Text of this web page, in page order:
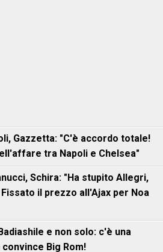
Gazzetta: "C'è accordo totale!
tra Napoli e Chelsea"
Schira: "Ha stupito Allegri,
il prezzo all'Ajax per Noa
e non solo: c'è una
Big Rom!